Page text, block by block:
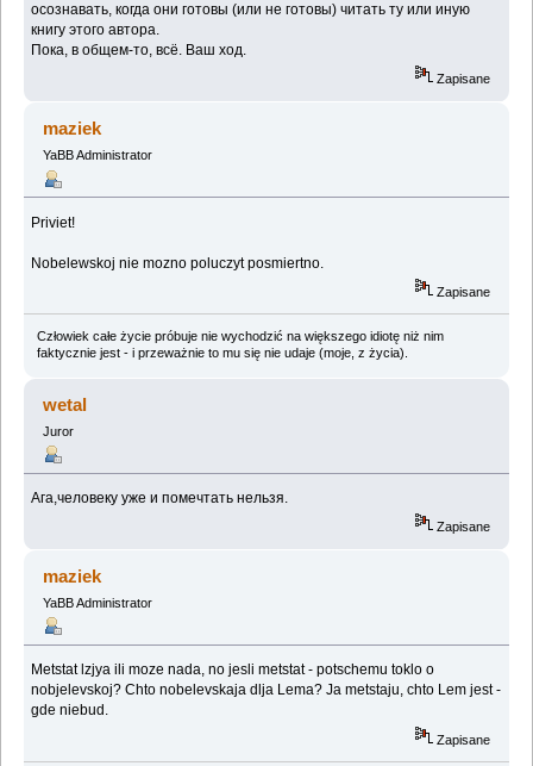
осознавать, когда они готовы (или не готовы) читать ту или иную
книгу этого автора.
Пока, в общем-то, всё. Ваш ход.
Zapisane
maziek
YaBB Administrator
Priviet!
Nobelewskoj nie mozno poluczyt posmiertno.
Zapisane
Człowiek całe życie próbuje nie wychodzić na większego idiotę niż nim
faktycznie jest - i przeważnie to mu się nie udaje (moje, z życia).
wetal
Juror
Ага,человеку уже и помечтать нельзя.
Zapisane
maziek
YaBB Administrator
Metstat lzjya ili moze nada, no jesli metstat - potschemu toklo o
nobjelevskoj? Chto nobelevskaja dlja Lema? Ja metstaju, chto Lem jest -
gde niebud.
Zapisane